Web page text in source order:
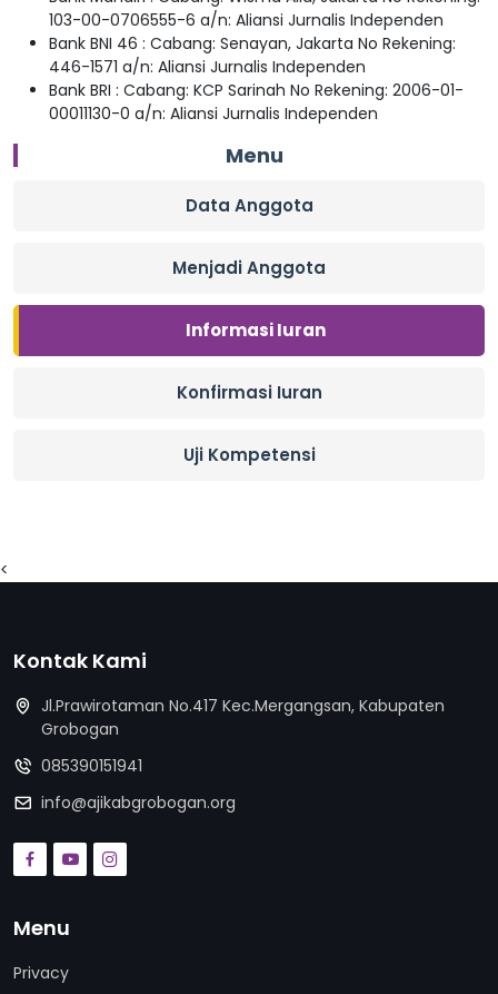
103-00-0706555-6 a/n: Aliansi Jurnalis Independen
Bank BNI 46 : Cabang: Senayan, Jakarta No Rekening:
446-1571 a/n: Aliansi Jurnalis Independen
Bank BRI : Cabang: KCP Sarinah No Rekening: 2006-01-
00011130-0 a/n: Aliansi Jurnalis Independen
Menu
Data Anggota
Menjadi Anggota
Informasi Iuran
Konfirmasi Iuran
Uji Kompetensi
<
Kontak Kami
Jl.Prawirotaman No.417 Kec.Mergangsan, Kabupaten
Grobogan
085390151941
info@ajikabgrobogan.org
Menu
Privacy